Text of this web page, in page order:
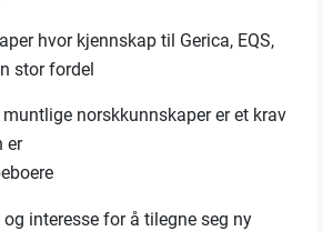
hvor kjennskap til Gerica, EQS,
stor fordel
norskkunnskaper er et krav
er
interesse for å tilegne seg ny